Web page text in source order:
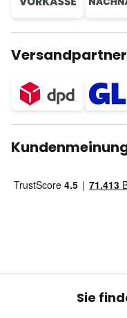
Versandpartner
Sie